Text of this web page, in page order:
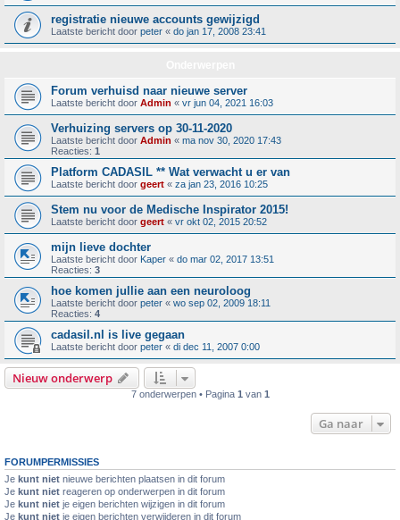
registratie nieuwe accounts gewijzigd
Laatste bericht door peter « do jan 17, 2008 23:41
Forum verhuisd naar nieuwe server
Laatste bericht door Admin « vr jun 04, 2021 16:03
Verhuizing servers op 30-11-2020
Laatste bericht door Admin « ma nov 30, 2020 17:43
Reacties: 1
Platform CADASIL ** Wat verwacht u er van
Laatste bericht door geert « za jan 23, 2016 10:25
Stem nu voor de Medische Inspirator 2015!
Laatste bericht door geert « vr okt 02, 2015 20:52
mijn lieve dochter
Laatste bericht door Kaper « do mar 02, 2017 13:51
Reacties: 3
hoe komen jullie aan een neuroloog
Laatste bericht door peter « wo sep 02, 2009 18:11
Reacties: 4
cadasil.nl is live gegaan
Laatste bericht door peter « di dec 11, 2007 0:00
Nieuw onderwerp
7 onderwerpen • Pagina 1 van 1
Ga naar
FORUMPERMISSIES
Je kunt niet nieuwe berichten plaatsen in dit forum
Je kunt niet reageren op onderwerpen in dit forum
Je kunt niet je eigen berichten wijzigen in dit forum
Je kunt niet je eigen berichten verwijderen in dit forum